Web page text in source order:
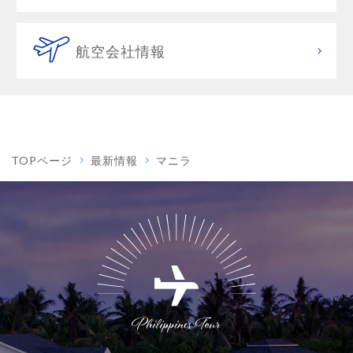
航空会社情報
TOPページ 最新情報 マニラ